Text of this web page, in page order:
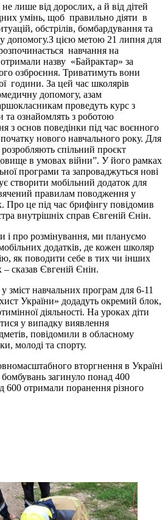
лише від дорослих, а й від дітей
умінь, щоб правильно діяти в
обстрілів, бомбардування та
допомогу.З цією метою 21 липня для
навчання на
назву «Байрактар» за
озброєння. Триватимуть вони
години. За цей час школярів
допомогу, азам
проведуть курс з
та ознайомлять з роботою
з основ поведінки під час воєнного
нового навчального року. Для
спільний проєкт
в умовах війни”. У його рамках
програми та запроваджуться нові
створити мобільний додаток для
правилам поводження у
Про це під час брифінгу повідомив
внутрішніх справ Євгеній Єнін.
і про розмінування, ми плануємо
додатків, де кожен школяр
як поводити себе в тих чи інших
сказав Євгеній Єнін.
зміст навчальних програм для 6-11
України» додадуть окремий блок,
діяльності. На уроках діти
у випадку виявлення
повідомили в обласному
молоді та спорту.
вторгнення в Україні
бомбувань загинуло понад 400
600 отримали поранення різного